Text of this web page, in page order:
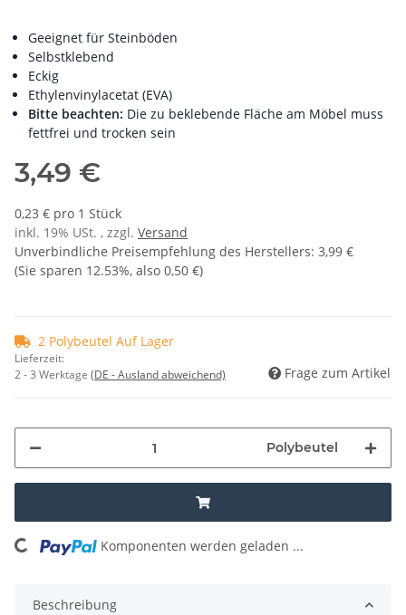
Geeignet für Steinböden
Selbstklebend
Eckig
Ethylenvinylacetat (EVA)
Bitte beachten: Die zu beklebende Fläche am Möbel muss
fettfrei und trocken sein
3,49 €
0,23 € pro 1 Stück
inkl. 19% USt. , zzgl. Versand
Unverbindliche Preisempfehlung des Herstellers: 3,99 €
(Sie sparen 12.53%, also 0,50 €)
2 Polybeutel Auf Lager
Lieferzeit:
2 - 3 Werktage (DE - Ausland abweichend) Frage zum Artikel
Polybeutel
Komponenten werden geladen ...
Beschreibung